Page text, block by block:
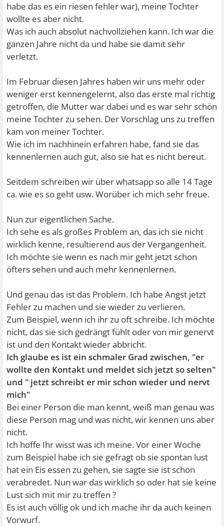
habe das es ein riesen fehler war), meine Tochter
wollte es aber nicht.
Was ich auch absolut nachvollziehen kann. Ich war die
ganzen Jahre nicht da und habe sie damit sehr
verletzt.
Im Februar diesen Jahres haben wir uns mehr oder
weniger erst kennengelernt, also das erste mal richtig
getroffen, die Mutter war dabei und es war sehr schön
meine Tochter zu sehen. Der Vorschlag uns zu treffen
kam von meiner Tochter.
Wie ich im nachhinein erfahren habe, fand sie das
kennenlernen auch gut, also sie hat es nicht bereut.
Seitdem schreiben wir über whatsapp so alle 14 Tage
ca. wie es so geht usw. Worüber ich mich sehr freue.
Nun zur eigentlichen Sache.
Ich sehe es als großes Problem an, das ich sie nicht
wirklich kenne, resultierend aus der Vergangenheit.
Ich möchte sie wenn es nach mir geht jetzt schon
öfters sehen und auch mehr kennenlernen.
Und genau das ist das Problem. Ich habe Angst jetzt
Fehler zu machen und sie wieder zu verlieren.
Zum Beispiel, wenn ich ihr zu oft schreibe. Ich möchte
nicht, das sie sich gedrängt fühlt oder von mir genervt
ist und den Kontakt wieder abbricht.
Ich glaube es ist ein schmaler Grad zwischen, "er
wollte den Kontakt und meldet sich jetzt so selten"
und " jetzt schreibt er mir schon wieder und nervt
mich"
Bei einer Person die man kennt, weiß man genau was
diese Person mag und was nicht, wir kennen uns aber
nicht.
Ich hoffe Ihr wisst was ich meine. Vor einer Woche
zum Beispiel habe ich sie gefragt ob sie spontan lust
hat ein Eis essen zu gehen, sie sagte sie ist schon
verabredet. Nun war das wirklich so oder hat sie keine
Lust sich mit mir zu treffen ?
Es ist auch völlig ok und ich mache ihr da auch keinen
Vorwurf.